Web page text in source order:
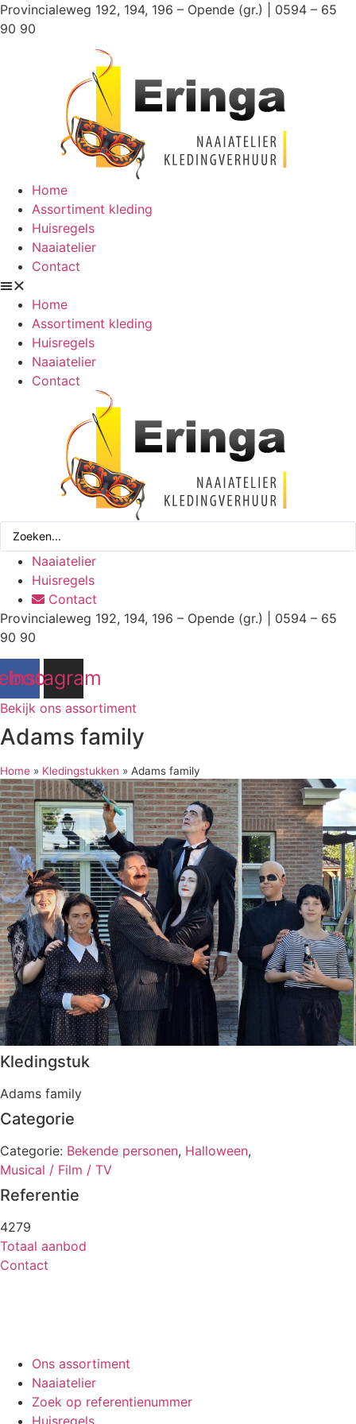
Ga
naar
Provincialeweg 192, 194, 196 – Opende (gr.) | 0594 – 65
90 90
Home
Assortiment kleding
Huisregels
Naaiatelier
Contact
Home
Assortiment kleding
Huisregels
Naaiatelier
Contact
Search
Naaiatelier
Huisregels
Contact
Provincialeweg 192, 194, 196 – Opende (gr.) | 0594 – 65
90 90
Instagram
Bekijk ons assortiment
Adams family
Home » Kledingstukken » Adams family
Kledingstuk
Adams family
Categorie
Categorie: Bekende personen, Halloween,
Musical / Film / TV
Referentie
4279
Totaal aanbod
Contact
Ons assortiment
Naaiatelier
Zoek op referentienummer
Huisregels